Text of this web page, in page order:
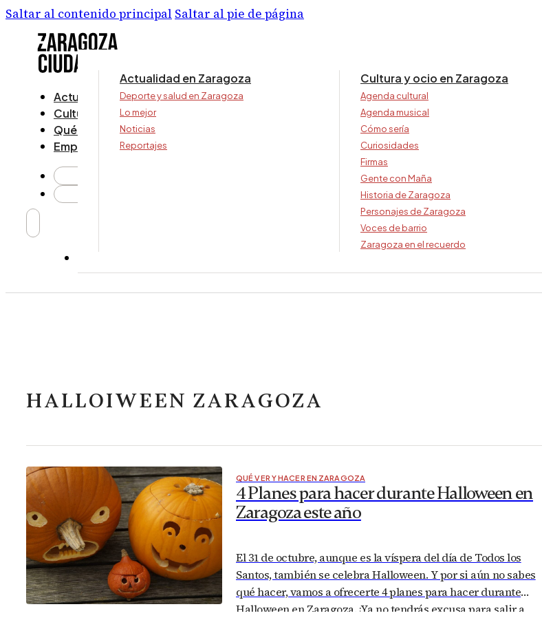
Saltar al contenido principal Saltar al pie de página
Actualidad
Cultura y ocio
Qué ver y hacer
Empresa
Actualidad en Zaragoza
Deporte y salud en Zaragoza
Lo mejor
Noticias
Reportajes
Cultura y ocio en Zaragoza
Agenda cultural
Agenda musical
Cómo sería
Curiosidades
Firmas
Gente con Maña
Historia de Zaragoza
Personajes de Zaragoza
Voces de barrio
Zaragoza en el recuerdo
HALLOIWEEN ZARAGOZA
QUÉ VER Y HACER EN ZARAGOZA
4 Planes para hacer durante Halloween en
Zaragoza este año
El 31 de octubre, aunque es la víspera del día de Todos los
Santos, también se celebra Halloween. Y por si aún no sabes
qué hacer, vamos a ofrecerte 4 planes para hacer durante
Halloween en Zaragoza. ¡Ya no tendrás excusa para salir a